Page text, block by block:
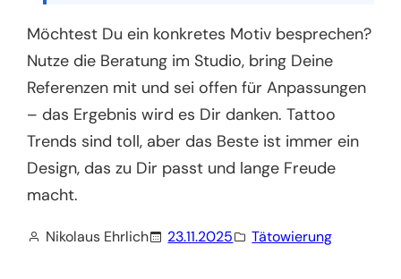
Möchtest Du ein konkretes Motiv besprechen?
Nutze die Beratung im Studio, bring Deine
Referenzen mit und sei offen für Anpassungen
– das Ergebnis wird es Dir danken. Tattoo
Trends sind toll, aber das Beste ist immer ein
Design, das zu Dir passt und lange Freude
macht.
Nikolaus Ehrlich 23.11.2025 Tätowierung